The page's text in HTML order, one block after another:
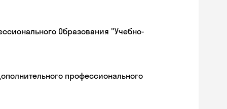
Образования "Учебно-
профессионального